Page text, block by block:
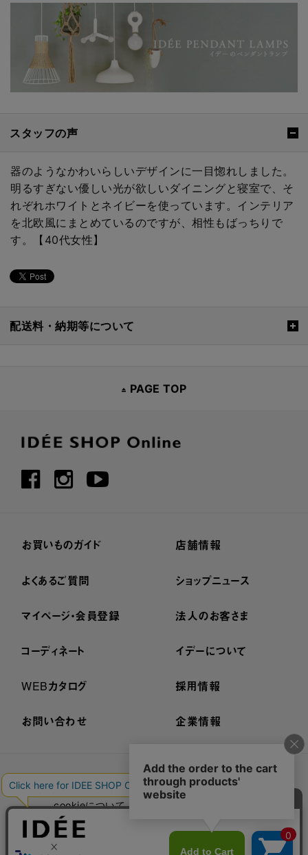
スタッフの声
器のようなかわいらしいデザインに一目惚れしました。
明るすぎない優しい光が欲しいダイニングと寝室で、そ
れぞれホワイトとネイビーを使っています。インテリア
を北欧風にまとめているのですが、相性もばっちりで
す。【40代女性】
配送料・納期等について
PAGE TOP
お買いものガイド
よくあるご質問
マイページ・会員登録
コーディネート
WEBカタログ
お問い合わせ
店舗情報
ショップニュース
法人のお客さま
イデーについて
採用情報
企業情報
プライバシーポリシー 外部送信ポリシー
ご利用規約
cookieについて
特定商取引法に基づく表示
古物営業法に基づく表示